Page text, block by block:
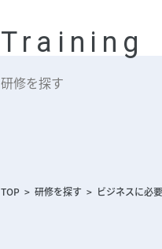
Training
研修を探す
TOP 研修を探す ビジネスに必